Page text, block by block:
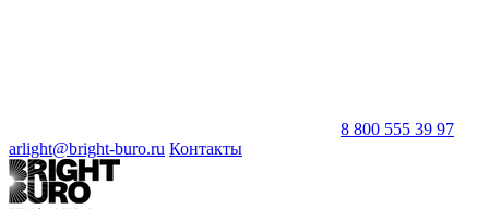
8 800 555 39 97
arlight@bright-buro.ru Контакты